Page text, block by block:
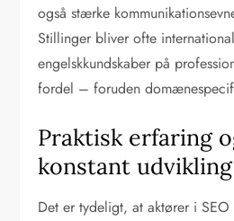
også stærke
Stillinger bliver ofte
engelskkundskaber på
fordel – foruden
Praktisk erfaring
konstant udvikling
Det er tydeligt, at aktører i